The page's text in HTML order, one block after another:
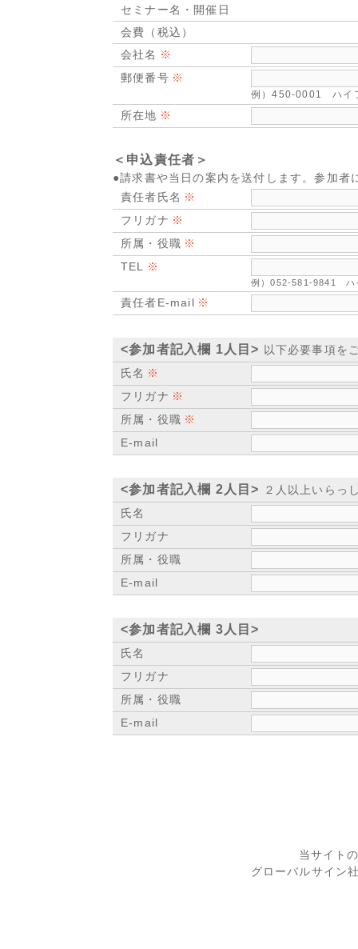
セミナー名・開催日
会費（税込）
会社名
郵便番号
例）450-0001 ハイ
所在地
＜申込責任者＞
●請求書や当日の案内を送付します。参加者
責任者氏名
フリガナ
所属・役職
TEL
例）052-581-9841 ハ
責任者E-mail
<参加者記入欄 1人目> 以下必要事項を
氏名
フリガナ
所属・役職
E-mail
<参加者記入欄 2人目> ２人以上いらっ
氏名
フリガナ
所属・役職
E-mail
<参加者記入欄 3人目>
氏名
フリガナ
所属・役職
E-mail
当サイト
グローバルサイン